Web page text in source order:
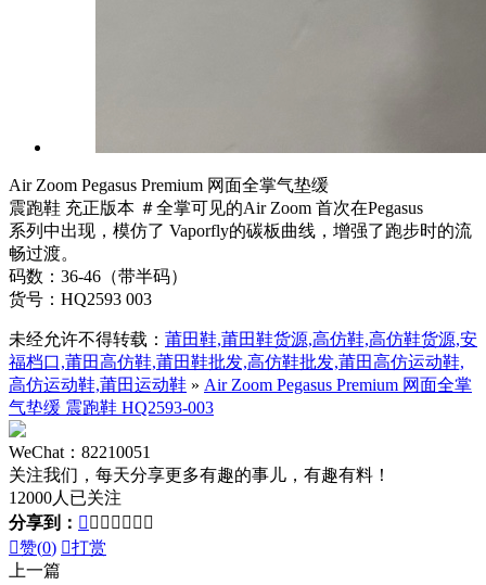
Air Zoom Pegasus Premium 网面全掌气垫缓
震跑鞋 充正版本 ＃全掌可见的Air Zoom 首次在Pegasus
系列中出现，模仿了 Vaporfly的碳板曲线，增强了跑步时的流
畅过渡。
码数：36-46（带半码）
货号：HQ2593 003
未经允许不得转载： 莆田鞋,莆田鞋货源,高仿鞋,高仿鞋货源,安
福档口,莆田高仿鞋,莆田鞋批发,高仿鞋批发,莆田高仿运动鞋,
高仿运动鞋,莆田运动鞋 » Air Zoom Pegasus Premium 网面全掌
气垫缓 震跑鞋 HQ2593-003
WeChat：82210051
关注我们，每天分享更多有趣的事儿，有趣有料！
12000人已关注
分享到：       
赞(0) 打赏
上一篇